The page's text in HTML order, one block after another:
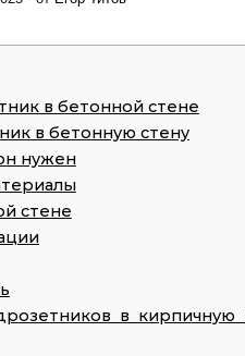
в бетонной стене
в бетонную стену
нужен
стене
в кирпичную